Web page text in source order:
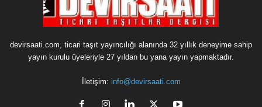
devirsaati.com, ticari taşıt yayıncılığı alanında 32 yıllık deneyime sahip
yayın kurulu üyeleriyle 27 yıldan bu yana yayın yapmaktadır.
İletişim: info@devirsaati.com